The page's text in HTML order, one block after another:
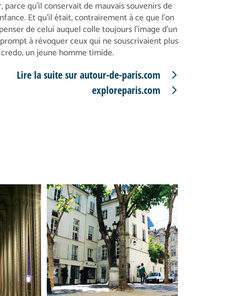
parce qu’il conservait de mauvais souvenirs de
Et qu’il était, contrairement à ce que l’on
de celui auquel colle toujours l’image d’un
à révoquer ceux qui ne souscrivaient plus
un jeune homme timide.
Lire la suite sur autour-de-paris.com
exploreparis.com